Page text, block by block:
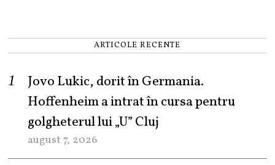
ARTICOLE RECENTE
Jovo Lukic, dorit în Germania.
Hoffenheim a intrat în cursa pentru
golgheterul lui „U” Cluj
august 7, 2026